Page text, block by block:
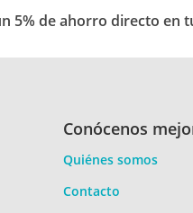
5% de ahorro directo en
Conócenos
Quiénes somos
Contacto